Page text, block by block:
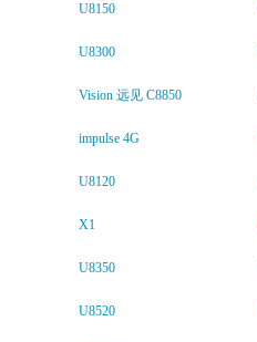
U8150
U8300
Vision 远见 C8850
impulse 4G
U8120
X1
U8350
U8520